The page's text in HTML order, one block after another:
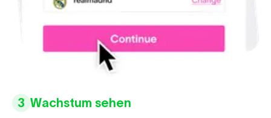
3 Wachstum sehen